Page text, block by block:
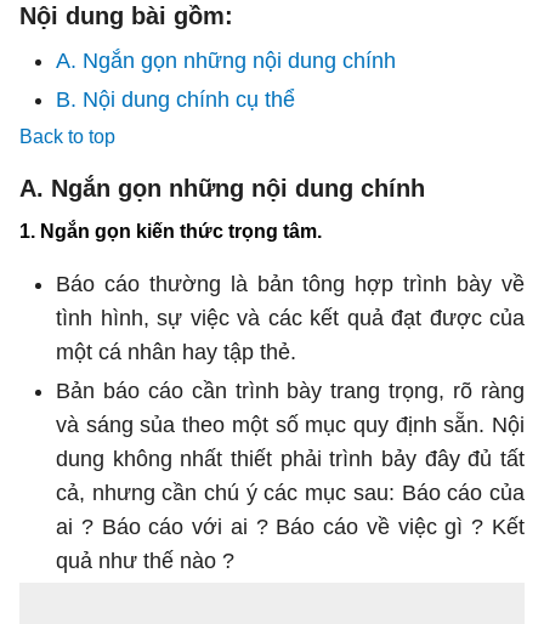
Nội dung bài gồm:
A. Ngắn gọn những nội dung chính
B. Nội dung chính cụ thể
Back to top
A. Ngắn gọn những nội dung chính
1. Ngắn gọn kiến thức trọng tâm.
Báo cáo thường là bản tông hợp trình bày về
tình hình, sự việc và các kết quả đạt được của
một cá nhân hay tập thẻ.
Bản báo cáo cần trình bày trang trọng, rõ ràng
và sáng sủa theo một số mục quy định sẵn. Nội
dung không nhất thiết phải trình bảy đây đủ tất
cả, nhưng cần chú ý các mục sau: Báo cáo của
ai ? Báo cáo với ai ? Báo cáo về việc gì ? Kết
quả như thế nào ?